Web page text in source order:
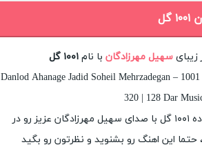
گل
سهیل مهرزادگانبا نام ۱۰۰۱ گل
Danlod Ahanage Jadid Soheil Mehrzadegan –
320 | 128 Dar
امروز برای شما عزیزان ترانه فوق العاده ۱۰۰۱ گل با صدای سهیل مهرزادگان عزیز رو در
این اهنگ رو بشنوید و نظرتون رو بگید